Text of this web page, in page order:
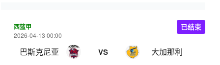
西篮甲
2026-04-13 00:00
巴斯克尼亚 VS 大加那利
已结束